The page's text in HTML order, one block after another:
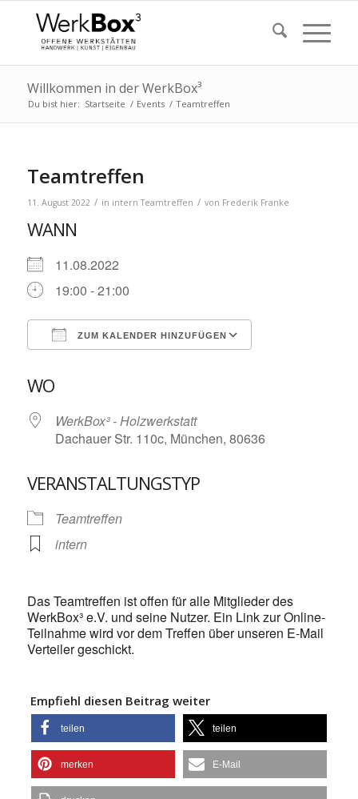
Willkommen in der WerkBox³
Du bist hier: Startseite / Events / Teamtreffen
Teamtreffen
11. August 2022 / in intern Teamtreffen / von Frederik Franke
WANN
11.08.2022
19:00 - 21:00
ZUM KALENDER HINZUFÜGEN
WO
WerkBox³ - Holzwerkstatt
Dachauer Str. 110c, München, 80636
VERANSTALTUNGSTYP
Teamtreffen
intern
Das Teamtreffen ist offen für alle Mitglieder des
WerkBox³ e.V. und seine Nutzer. Ein Link zur Online-
Teilnahme wird vor dem Treffen über unseren E-Mail
Verteiler geschickt.
Empfiehl diesen Beitrag weiter
teilen teilen
merken E-Mail